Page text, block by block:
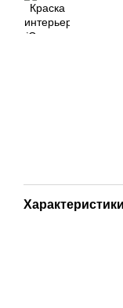
Характеристики